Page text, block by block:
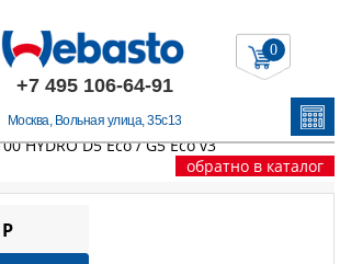
+7 495 106-64-91
Москва, Вольная улица, 35с13
0
А100/A100 HYDRO D5 Eco / G5 Eco
HYDRO D5 Eco / G5 Eco v3
обратно в каталог